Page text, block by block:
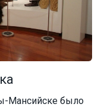
Мансийске было